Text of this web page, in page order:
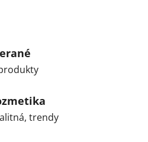
trendy